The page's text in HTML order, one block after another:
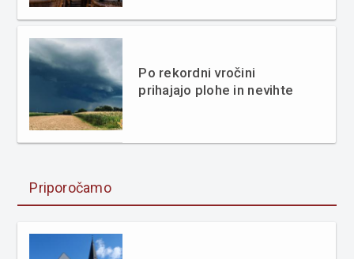
Po rekordni vročini
prihajajo plohe in nevihte
Priporočamo